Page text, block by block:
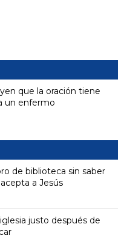
que la oración tiene
un enfermo
de biblioteca sin saber
a Jesús
justo después de